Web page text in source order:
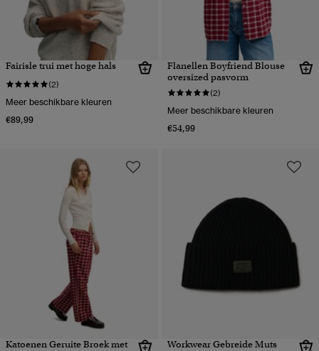
Fairisle trui met hoge hals
(2)
Meer beschikbare kleuren
€89,99
Flanellen Boyfriend Blouse
oversized pasvorm
(2)
Meer beschikbare kleuren
€54,99
Katoenen Geruite Broek met
Workwear Gebreide Muts